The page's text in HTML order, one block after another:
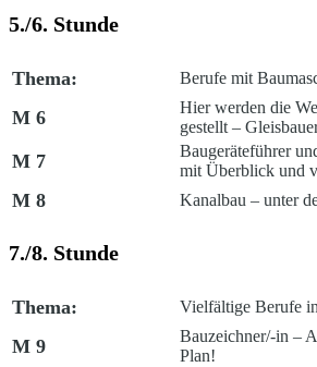
5./6. Stunde
Thema: Berufe mit
M 6
Hier werden die
gestellt –
M 7
Baugeräteführer
mit Überblick und
M 8 Kanalbau – unter
7./8. Stunde
Thema: Vielfältige Berufe
M 9
Bauzeichner/-in –
Plan!